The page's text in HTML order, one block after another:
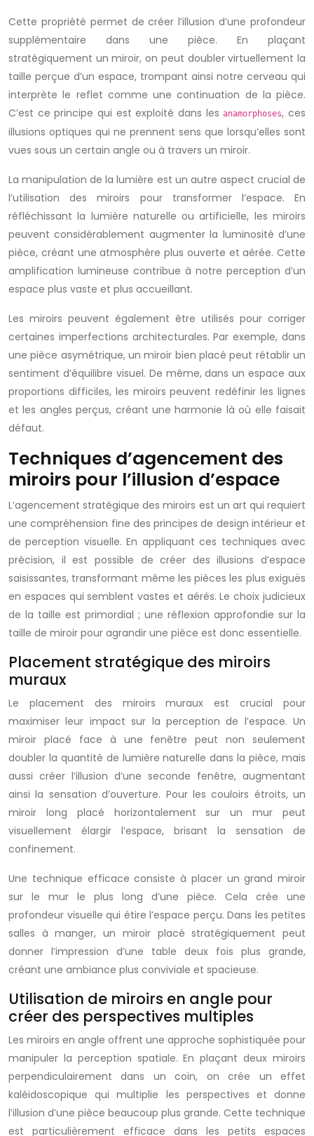
Cette propriété permet de créer l’illusion d’une profondeur
supplémentaire dans une pièce. En plaçant
stratégiquement un miroir, on peut doubler virtuellement la
taille perçue d’un espace, trompant ainsi notre cerveau qui
interprète le reflet comme une continuation de la pièce.
C’est ce principe qui est exploité dans lesanamorphoses, ces
illusions optiques qui ne prennent sens que lorsqu’elles sont
vues sous un certain angle ou à travers un miroir.
La manipulation de la lumière est un autre aspect crucial de
l’utilisation des miroirs pour transformer l’espace. En
réfléchissant la lumière naturelle ou artificielle, les miroirs
peuvent considérablement augmenter la luminosité d’une
pièce, créant une atmosphère plus ouverte et aérée. Cette
amplification lumineuse contribue à notre perception d’un
espace plus vaste et plus accueillant.
Les miroirs peuvent également être utilisés pour corriger
certaines imperfections architecturales. Par exemple, dans
une pièce asymétrique, un miroir bien placé peut rétablir un
sentiment d’équilibre visuel. De même, dans un espace aux
proportions difficiles, les miroirs peuvent redéfinir les lignes
et les angles perçus, créant une harmonie là où elle faisait
défaut.
Techniques d’agencement des
miroirs pour l’illusion d’espace
L’agencement stratégique des miroirs est un art qui requiert
une compréhension fine des principes de design intérieur et
de perception visuelle. En appliquant ces techniques avec
précision, il est possible de créer des illusions d’espace
saisissantes, transformant même les pièces les plus exiguës
en espaces qui semblent vastes et aérés. Le choix judicieux
de la taille est primordial ; une réflexion approfondie sur la
taille de miroir pour agrandir une pièce est donc essentielle.
Placement stratégique des miroirs
muraux
Le placement des miroirs muraux est crucial pour
maximiser leur impact sur la perception de l’espace. Un
miroir placé face à une fenêtre peut non seulement
doubler la quantité de lumière naturelle dans la pièce, mais
aussi créer l’illusion d’une seconde fenêtre, augmentant
ainsi la sensation d’ouverture. Pour les couloirs étroits, un
miroir long placé horizontalement sur un mur peut
visuellement élargir l’espace, brisant la sensation de
confinement.
Une technique efficace consiste à placer un grand miroir
sur le mur le plus long d’une pièce. Cela crée une
profondeur visuelle qui étire l’espace perçu. Dans les petites
salles à manger, un miroir placé stratégiquement peut
donner l’impression d’une table deux fois plus grande,
créant une ambiance plus conviviale et spacieuse.
Utilisation de miroirs en angle pour
créer des perspectives multiples
Les miroirs en angle offrent une approche sophistiquée pour
manipuler la perception spatiale. En plaçant deux miroirs
perpendiculairement dans un coin, on crée un effet
kaléidoscopique qui multiplie les perspectives et donne
l’illusion d’une pièce beaucoup plus grande. Cette technique
est particulièrement efficace dans les petits espaces